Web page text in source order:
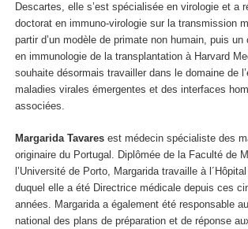
Descartes, elle s’est spécialisée en virologie et a
doctorat en immuno-virologie sur la transmission
partir d’un modèle de primate non humain, puis un
en immunologie de la transplantation à Harvard
souhaite désormais travailler dans le domaine de
maladies virales émergentes et des interfaces
associées.
Margarida Tavares est médecin spécialiste des
originaire du Portugal. Diplômée de la Faculté de
l’Université de Porto, Margarida travaille à
duquel elle a été Directrice médicale depuis ces
années. Margarida a également été responsable
national des plans de préparation et de réponse